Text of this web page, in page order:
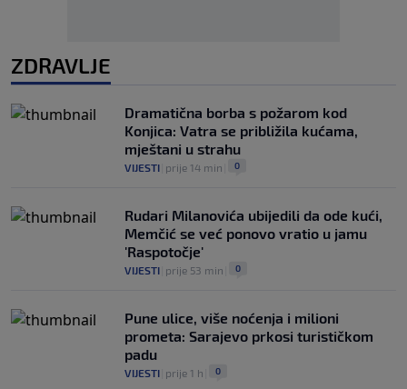
ZDRAVLJE
Dramatična borba s požarom kod
Konjica: Vatra se približila kućama,
mještani u strahu
VIJESTI prije 14 min 0
Rudari Milanovića ubijedili da ode kući,
Memčić se već ponovo vratio u jamu
'Raspotočje'
VIJESTI prije 53 min 0
Pune ulice, više noćenja i milioni
prometa: Sarajevo prkosi turističkom
padu
VIJESTI prije 1 h 0